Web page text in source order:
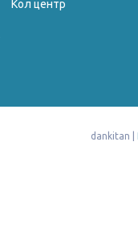
Кол центр